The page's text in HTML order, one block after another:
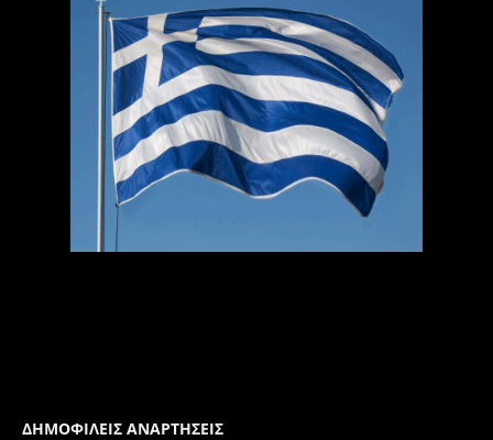
ΔΗΜΟΦΙΛΕΙΣ ΑΝΑΡΤΗΣΕΙΣ